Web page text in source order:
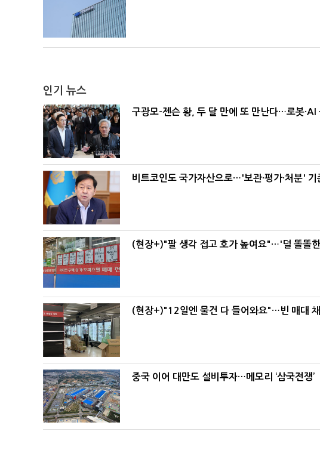
인기 뉴스
구광모-젠슨 황, 두 달 만에 또 만난다…로봇·AI
비트코인도 국가자산으로…'보관·평가·처분' 기
(현장+)"팔 생각 접고 호가 높여요"…'덜 똘똘
(현장+)"12일엔 물건 다 들어와요"…빈 매대
중국 이어 대만도 설비투자…메모리 ‘삼국전쟁’